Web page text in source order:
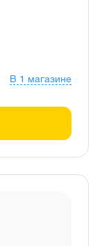
В 1 магазине